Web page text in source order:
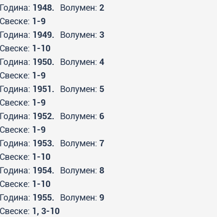
Година: 1948. Волумен: 2
Свеске: 1-9
Година: 1949. Волумен: 3
Свеске: 1-10
Година: 1950. Волумен: 4
Свеске: 1-9
Година: 1951. Волумен: 5
Свеске: 1-9
Година: 1952. Волумен: 6
Свеске: 1-9
Година: 1953. Волумен: 7
Свеске: 1-10
Година: 1954. Волумен: 8
Свеске: 1-10
Година: 1955. Волумен: 9
Свеске: 1, 3-10